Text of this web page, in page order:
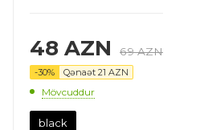
48 AZN 69AZN
-30% Qənaət 21 AZN
Mövcuddur
black